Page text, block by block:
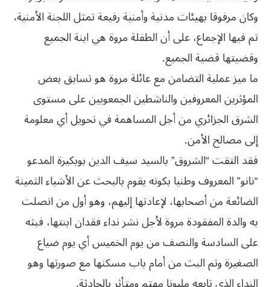
وكان مرفوقا بهيئات مدنية وأمنية رفيعة تمثل اللجنة الأمنية،
تم فيها الإجماع، على أن الطفلة مروة هي ابنة الجميع
وقضيتها قضية الجميع.
ما ميز عملية التضامن مع عائلة مروة هو تسابق بعض
المؤثرين المعروفين والناشطين الجمعويين على مستوى
الشرق الجزائري من أجل المساهمة في تحويل أي معلومة
إلى مصالح الأمن.
فقد التقت “الشروق” بالسيد سيف الدين بوبكيرة المدعو
“نانو” المعروف وطنيا بكونه يقوم بالبحث عن الأشياء الثمينة
الضائعة من أصحابها، لإعادتها إليهم، وهو أول من اتصلت
به والدة المفقودة مروة لأجل نشر نداء فقدان ابنتها، فبثه
على السادسة والنصف من يوم الخميس أي يوم ضياع
الصغيرة وتم البث من أمام باب مسكنها مع صورتها وهو